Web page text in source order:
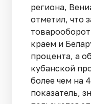
региона,
отметил, что
краем и
процента, а
кубанской
более чем на
показатель,